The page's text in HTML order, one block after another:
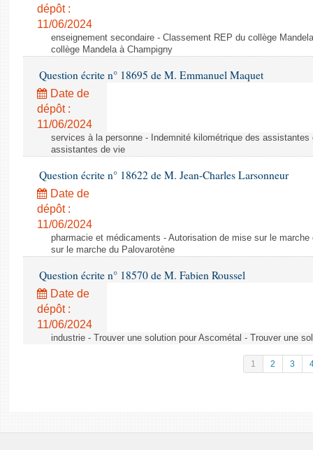
dépôt :
11/06/2024
enseignement secondaire - Classement REP du collège
collège Mandela à Champigny
Question écrite n° 18695 de M. Emmanuel Maquet
Date de
dépôt :
11/06/2024
services à la personne - Indemnité kilométrique des
assistantes de vie
Question écrite n° 18622 de M. Jean-Charles Larsonneur
Date de
dépôt :
11/06/2024
pharmacie et médicaments - Autorisation de mise sur le
sur le marche du Palovarotène
Question écrite n° 18570 de M. Fabien Roussel
Date de
dépôt :
11/06/2024
industrie - Trouver une solution pour Ascométal - Trouver une
1 2 3